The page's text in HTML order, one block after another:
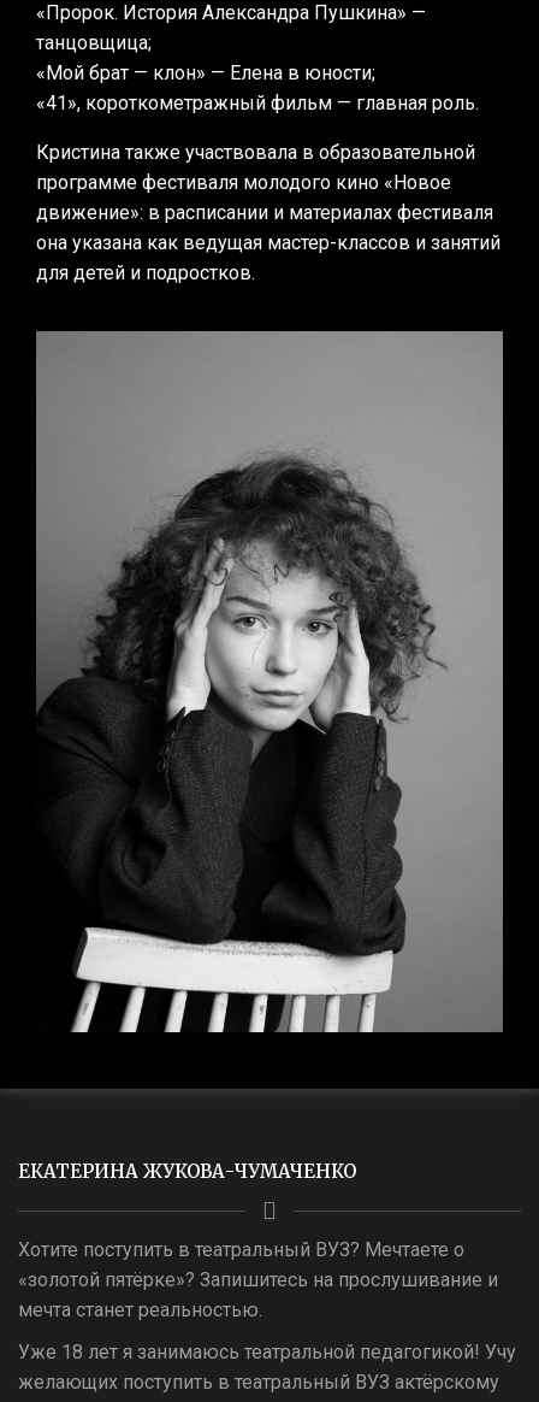
«Пророк. История Александра Пушкина» —
танцовщица;
«Мой брат — клон» — Елена в юности;
«41», короткометражный фильм — главная роль.
Кристина также участвовала в образовательной
программе фестиваля молодого кино «Новое
движение»: в расписании и материалах фестиваля
она указана как ведущая мастер-классов и занятий
для детей и подростков.
ЕКАТЕРИНА ЖУКОВА-ЧУМАЧЕНКО
Хотите поступить в театральный ВУЗ? Мечтаете о
«золотой пятёрке»? Запишитесь на прослушивание и
мечта станет реальностью.
Уже 18 лет я занимаюсь театральной педагогикой! Учу
желающих поступить в театральный ВУЗ актёрскому